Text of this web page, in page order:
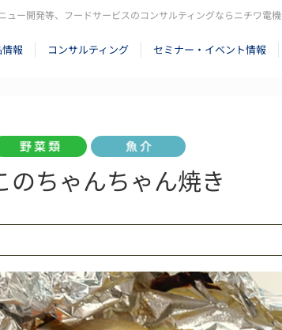
ー開発等、フードサービスのコンサルティングならニチワ電機
報 コンサルティング セミナー・イベント情報
のちゃんちゃん焼き